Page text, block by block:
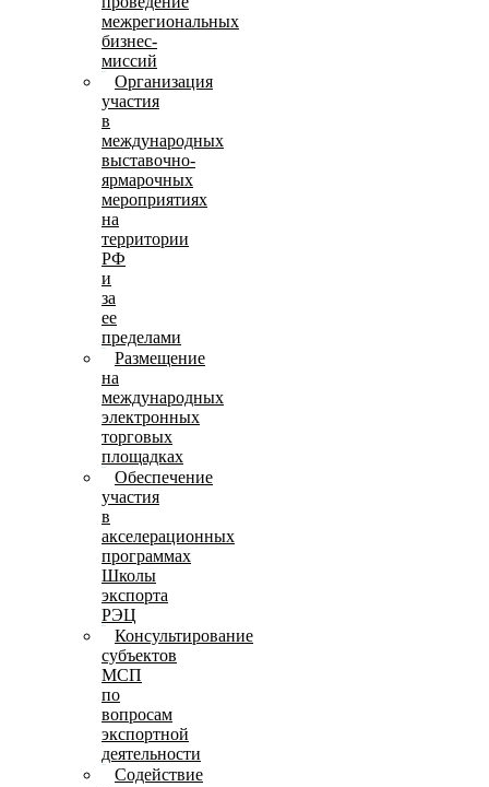
межрегиональных
бизнес-
миссий
Организация
участия
в
международных
выставочно-
ярмарочных
мероприятиях
на
территории
РФ
и
за
ее
пределами
Размещение
на
международных
электронных
торговых
площадках
Обеспечение
участия
в
акселерационных
программах
Школы
экспорта
РЭЦ
Консультирование
субъектов
МСП
по
вопросам
экспортной
деятельности
Содействие